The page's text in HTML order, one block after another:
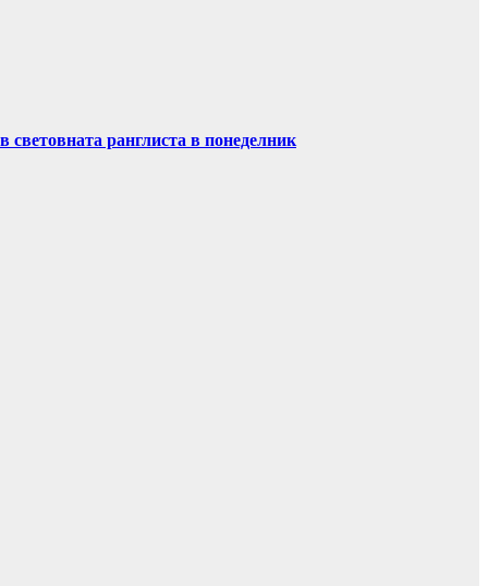
ранглиста в понеделник